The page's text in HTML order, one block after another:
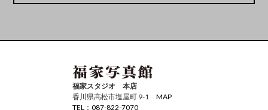
福家スタジオ 本店
香川県高松市塩屋町 9-1 MAP
TEL：087-822-7070